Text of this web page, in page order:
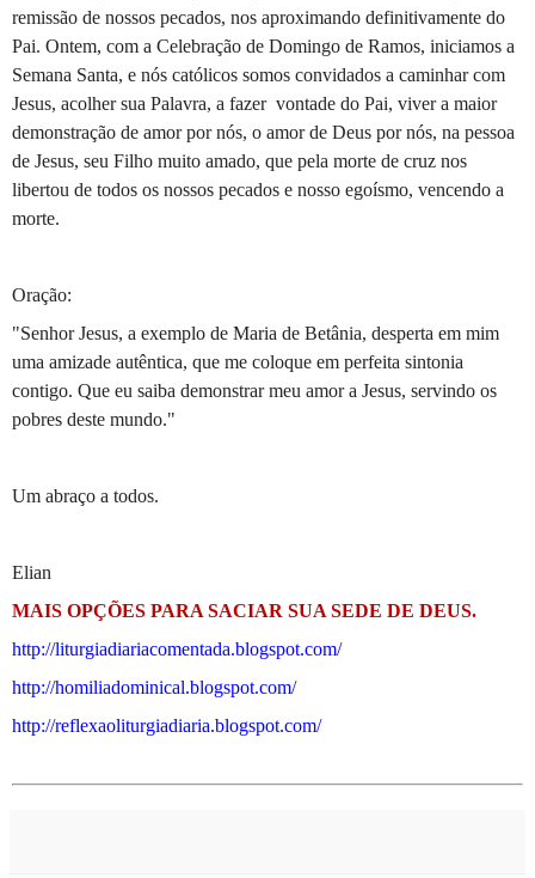
remissão de nossos pecados, nos aproximando definitivamente do
Pai. Ontem, com a Celebração de Domingo de Ramos, iniciamos a
Semana Santa, e nós católicos somos convidados a caminhar com
Jesus, acolher sua Palavra, a fazer vontade do Pai, viver a maior
demonstração de amor por nós, o amor de Deus por nós, na pessoa
de Jesus, seu Filho muito amado, que pela morte de cruz nos
libertou de todos os nossos pecados e nosso egoísmo, vencendo a
morte.
Oração:
"Senhor Jesus, a exemplo de Maria de Betânia, desperta em mim
uma amizade autêntica, que me coloque em perfeita sintonia
contigo. Que eu saiba demonstrar meu amor a Jesus, servindo os
pobres deste mundo."
Um abraço a todos.
Elian
MAIS OPÇÕES PARA SACIAR SUA SEDE DE DEUS.
http://liturgiadiariacomentada.blogspot.com/
http://homiliadominical.blogspot.com/
http://reflexaoliturgiadiaria.blogspot.com/